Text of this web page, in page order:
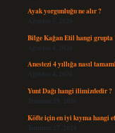
Ayak yorgunluğu ne alır ?
Ağustos 5, 2026
Bilge Kağan Etil hangi grupta
Ağustos 4, 2026
Anestezi 4 yıllığa nasıl
Ağustos 4, 2026
Yunt Dağı hangi ilimizdedir ?
Temmuz 29, 2026
Köfte için en iyi kıyma hangi
Temmuz 27, 2026